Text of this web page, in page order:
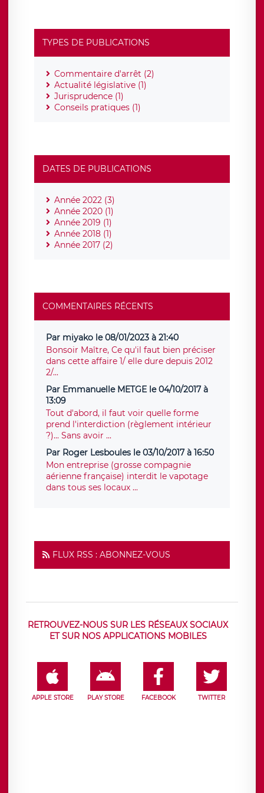
TYPES DE PUBLICATIONS
Commentaire d'arrêt (2)
Actualité législative (1)
Jurisprudence (1)
Conseils pratiques (1)
DATES DE PUBLICATIONS
Année 2022 (3)
Année 2020 (1)
Année 2019 (1)
Année 2018 (1)
Année 2017 (2)
COMMENTAIRES RÉCENTS
Par miyako le 08/01/2023 à 21:40
Bonsoir Maître, Ce qu'il faut bien préciser
dans cette affaire 1/ elle dure depuis 2012
2/...
Par Emmanuelle METGE le 04/10/2017 à
13:09
Tout d'abord, il faut voir quelle forme
prend l'interdiction (règlement intérieur
?)... Sans avoir ...
Par Roger Lesboules le 03/10/2017 à 16:50
Mon entreprise (grosse compagnie
aérienne française) interdit le vapotage
dans tous ses locaux ...
FLUX RSS : ABONNEZ-VOUS
RETROUVEZ-NOUS SUR LES RÉSEAUX SOCIAUX
ET SUR NOS APPLICATIONS MOBILES
APPLE STORE PLAY STORE FACEBOOK TWITTER